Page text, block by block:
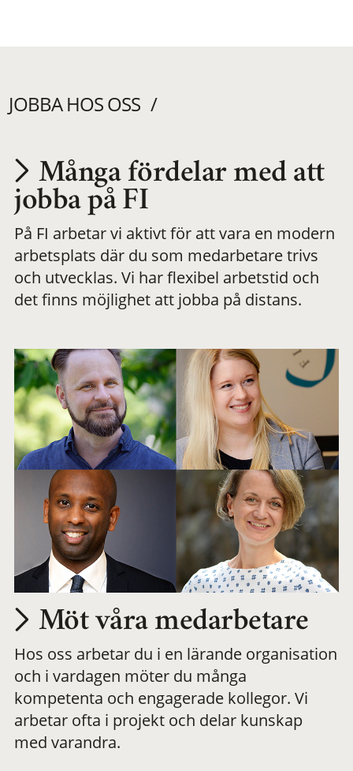
JOBBA HOS OSS
Utvecklas på en
meningsfull och
flexibel
Många fördelar med att
jobba på FI
På FI arbetar vi aktivt för att vara en modern
arbetsplats där du som medarbetare trivs
och utvecklas. Vi har flexibel arbetstid och
det finns möjlighet att jobba på distans.
Möt våra medarbetare
Hos oss arbetar du i en lärande organisation
och i vardagen möter du många
kompetenta och engagerade kollegor. Vi
arbetar ofta i projekt och delar kunskap
med varandra.